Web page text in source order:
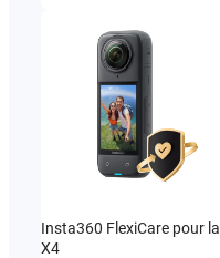
Insta360 FlexiCare pour la
X4